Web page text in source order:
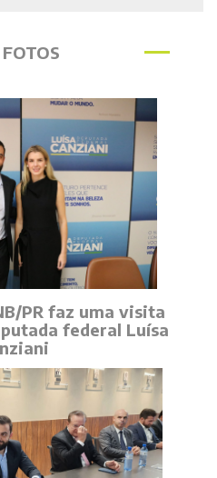
FOTOS
PR faz uma visita
federal Luísa